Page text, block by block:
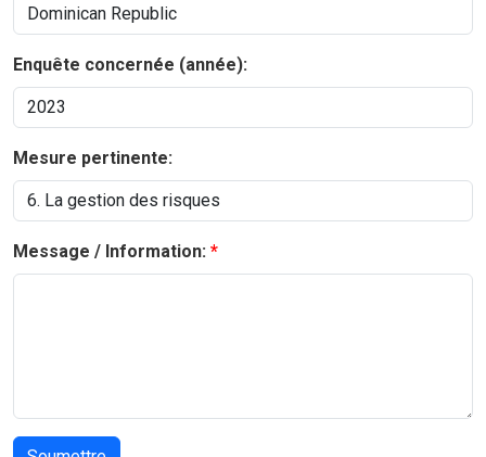
Enquête concernée (année):
Mesure pertinente:
Message / Information: